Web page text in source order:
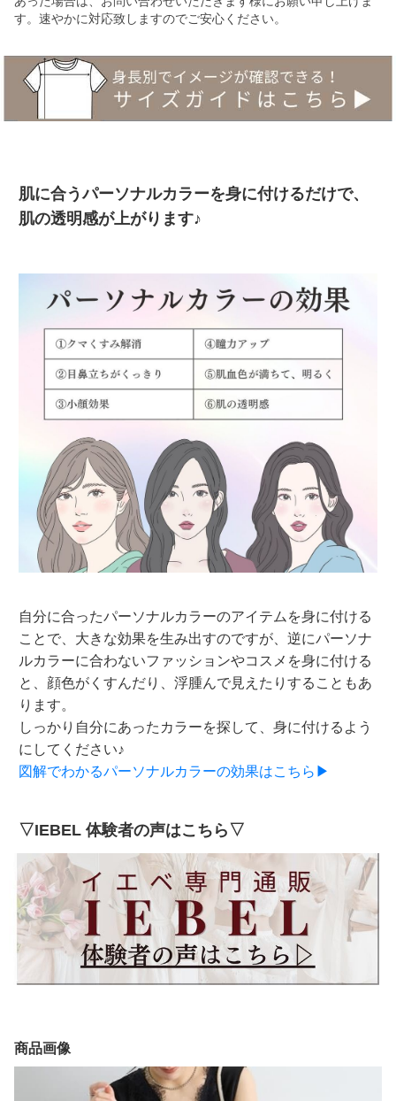
す。速やかに対応致しますのでご安心ください。
肌に合うパーソナルカラーを身に付けるだけで、
肌の透明感が上がります♪
自分に合ったパーソナルカラーのアイテムを身に付ける
ことで、大きな効果を生み出すのですが、逆にパーソナ
ルカラーに合わないファッションやコスメを身に付ける
と、顔色がくすんだり、浮腫んで見えたりすることもあ
ります。
しっかり自分にあったカラーを探して、身に付けるよう
にしてください♪
図解でわかるパーソナルカラーの効果はこちら▶
▽IEBEL 体験者の声はこちら▽
商品画像